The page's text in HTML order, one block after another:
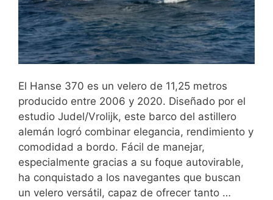
El Hanse 370 es un velero de 11,25 metros
producido entre 2006 y 2020. Diseñado por el
estudio Judel/Vrolijk, este barco del astillero
alemán logró combinar elegancia, rendimiento y
comodidad a bordo. Fácil de manejar,
especialmente gracias a su foque autovirable,
ha conquistado a los navegantes que buscan
un velero versátil, capaz de ofrecer tanto …